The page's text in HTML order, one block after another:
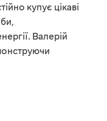
купує цікаві
Валерій